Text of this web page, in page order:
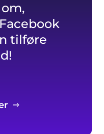
tilføre